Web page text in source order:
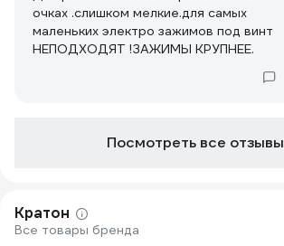
очках .слишком мелкие.для самых
маленьких электро зажимов под винт
НЕПОДХОДЯТ !ЗАЖИМЫ КРУПНЕЕ.
Посмотреть все отзывы
Кратон
Все товары бренда